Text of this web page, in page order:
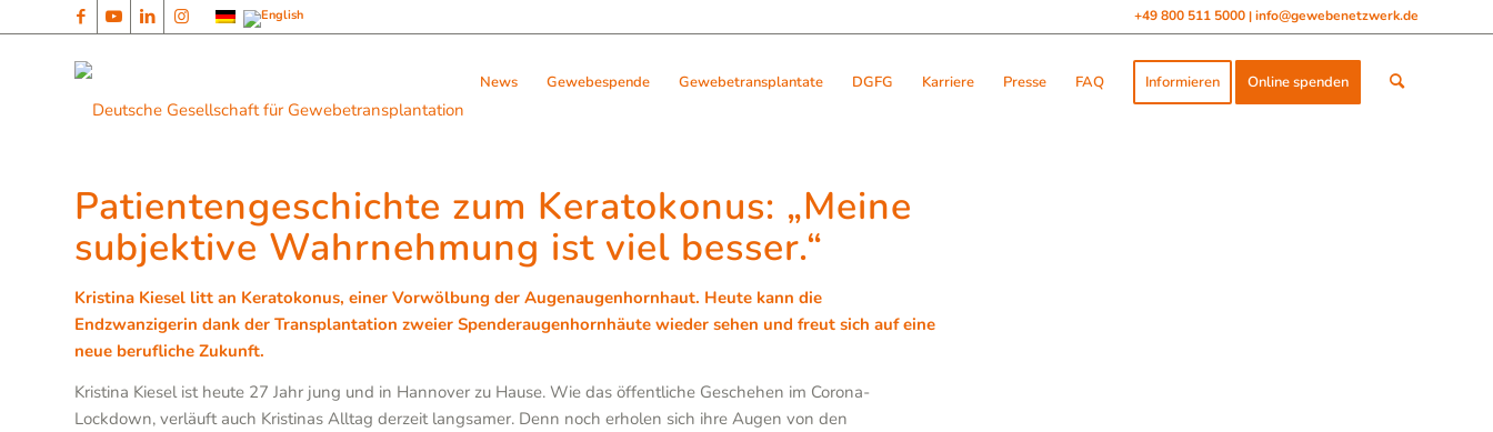
+49 800 511 5000 | info@gewebenetzwerk.de
News Gewebespende Gewebetransplantate DGFG Karriere Presse FAQ Informieren Online spenden
Patientengeschichte zum Keratokonus: „Meine
subjektive Wahrnehmung ist viel besser.“
Kristina Kiesel litt an Keratokonus, einer Vorwölbung der Augenaugenhornhaut. Heute kann die
Endzwanzigerin dank der Transplantation zweier Spenderaugenhornhäute wieder sehen und freut sich auf eine
neue berufliche Zukunft.
Kristina Kiesel ist heute 27 Jahr jung und in Hannover zu Hause. Wie das öffentliche Geschehen im Corona-
Lockdown, verläuft auch Kristinas Alltag derzeit langsamer. Denn noch erholen sich ihre Augen von den